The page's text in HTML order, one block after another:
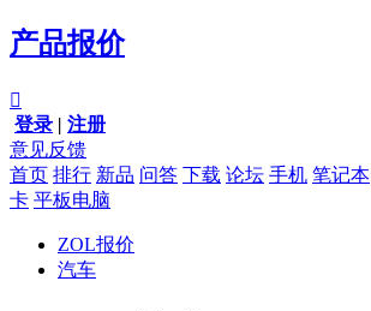
产品报价

登录 | 注册
意见反馈
首页 排行 新品 问答 下载 论坛 手机 笔记本
卡 平板电脑
ZOL报价
汽车